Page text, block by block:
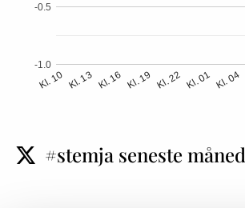
Kl. 10 Kl. 13 Kl. 16 Kl. 19 Kl. 22 Kl. 01 Kl. 04
-1.0
-0.5
t #stemja seneste måned